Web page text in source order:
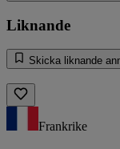
Liknande
Skicka liknande
Frankrike